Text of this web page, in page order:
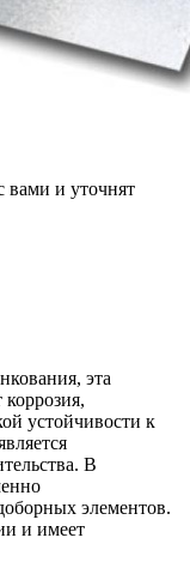
вами и уточнят
эта
коррозия,
устойчивости к
В
элементов.
и имеет